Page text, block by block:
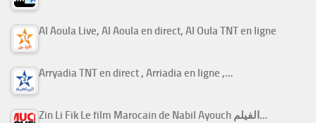
Al Aoula Live, Al Aoula en direct, Al Oula TNT en ligne
Arryadia TNT en direct , Arriadia en ligne ,…
Zin Li Fik Le film Marocain de Nabil Ayouch الفيلم…